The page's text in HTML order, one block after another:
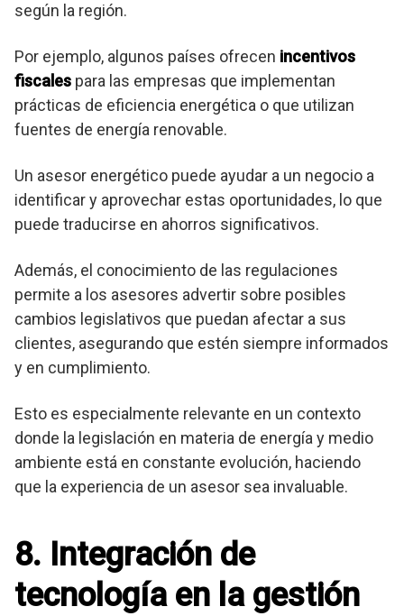
según la región.
Por ejemplo, algunos países ofrecen incentivos
fiscales para las empresas que implementan
prácticas de eficiencia energética o que utilizan
fuentes de energía renovable.
Un asesor energético puede ayudar a un negocio a
identificar y aprovechar estas oportunidades, lo que
puede traducirse en ahorros significativos.
Además, el conocimiento de las regulaciones
permite a los asesores advertir sobre posibles
cambios legislativos que puedan afectar a sus
clientes, asegurando que estén siempre informados
y en cumplimiento.
Esto es especialmente relevante en un contexto
donde la legislación en materia de energía y medio
ambiente está en constante evolución, haciendo
que la experiencia de un asesor sea invaluable.
8. Integración de
tecnología en la gestión